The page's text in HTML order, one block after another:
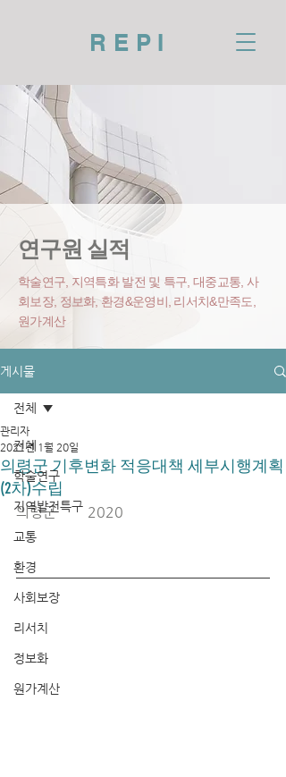
REPI
연구원 실적
학술연구, 지역특화 발전 및 특구, 대중교통, 사
회보장, 정보화, 환경&운영비 , 리서치&만족도,
원가계산
게시물
전체
학술연구
지역발전특구
교통
환경
사회보장
리서치
정보화
원가계산
전체
의령군 기후변화 적응대책 세부시행계획
(2차)수립
관리자
2021년 1월 20일
의령군	2020